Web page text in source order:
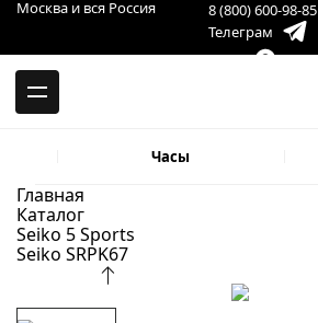
Москва и вся Россия
Самара
8 (846) 379-32-22
8 (800) 600-98-85
Телеграм
Макс
Часы
Главная
Каталог
Seiko 5 Sports
Seiko SRPK67